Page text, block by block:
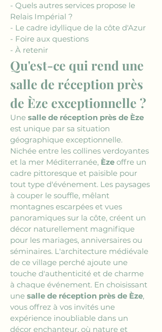
- Quels autres services propose le
Relais Impérial ?
- Le cadre idyllique de la côte d'Azur
- Foire aux questions
- À retenir
Qu'est-ce qui rend une
salle de réception près
de Èze exceptionnelle ?
Une salle de réception près de Èze
est unique par sa situation
géographique exceptionnelle.
Nichée entre les collines verdoyantes
et la mer Méditerranée, Èze offre un
cadre pittoresque et paisible pour
tout type d'événement. Les paysages
à couper le souffle, mêlant
montagnes escarpées et vues
panoramiques sur la côte, créent un
décor naturellement magnifique
pour les mariages, anniversaires ou
séminaires. L'architecture médiévale
de ce village perché ajoute une
touche d'authenticité et de charme
à chaque événement. En choisissant
une salle de réception près de Èze,
vous offrez à vos invités une
expérience inoubliable dans un
décor enchanteur, où nature et